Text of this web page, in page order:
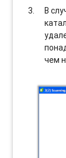
В
чем